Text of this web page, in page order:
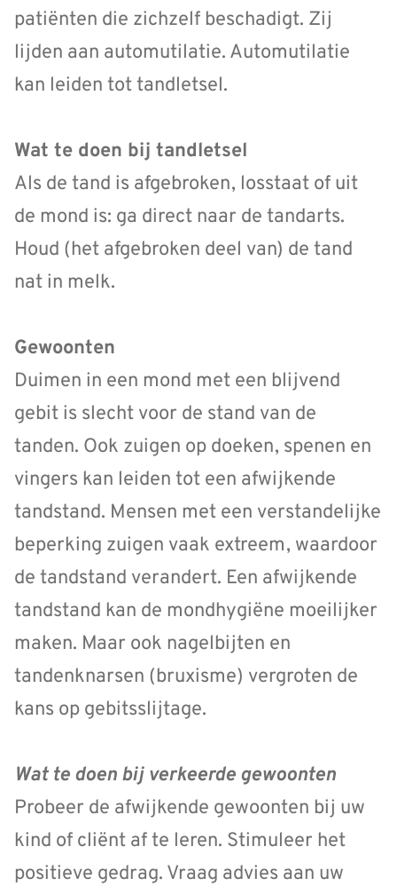
patiënten die zichzelf beschadigt. Zij
lijden aan automutilatie. Automutilatie
kan leiden tot tandletsel.
Wat te doen bij tandletsel
Als de tand is afgebroken, losstaat of uit
de mond is: ga direct naar de tandarts.
Houd (het afgebroken deel van) de tand
nat in melk.
Gewoonten
Duimen in een mond met een blijvend
gebit is slecht voor de stand van de
tanden. Ook zuigen op doeken, spenen en
vingers kan leiden tot een afwijkende
tandstand. Mensen met een verstandelijke
beperking zuigen vaak extreem, waardoor
de tandstand verandert. Een afwijkende
tandstand kan de mondhygiëne moeilijker
maken. Maar ook nagelbijten en
tandenknarsen (bruxisme) vergroten de
kans op gebitsslijtage.
Wat te doen bij verkeerde gewoonten
Probeer de afwijkende gewoonten bij uw
kind of cliënt af te leren. Stimuleer het
positieve gedrag. Vraag advies aan uw